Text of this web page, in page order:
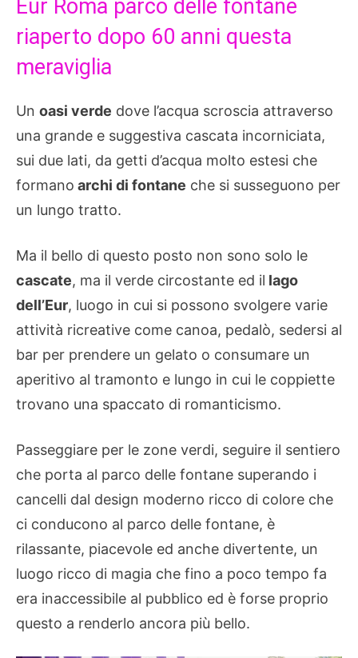
Eur Roma parco delle fontane
riaperto dopo 60 anni questa
meraviglia
Un oasi verde dove l’acqua scroscia attraverso
una grande e suggestiva cascata incorniciata,
sui due lati, da getti d’acqua molto estesi che
formano archi di fontane che si susseguono per
un lungo tratto.
Ma il bello di questo posto non sono solo le
cascate, ma il verde circostante ed il lago
dell’Eur, luogo in cui si possono svolgere varie
attività ricreative come canoa, pedalò, sedersi al
bar per prendere un gelato o consumare un
aperitivo al tramonto e lungo in cui le coppiette
trovano una spaccato di romanticismo.
Passeggiare per le zone verdi, seguire il sentiero
che porta al parco delle fontane superando i
cancelli dal design moderno ricco di colore che
ci conducono al parco delle fontane, è
rilassante, piacevole ed anche divertente, un
luogo ricco di magia che fino a poco tempo fa
era inaccessibile al pubblico ed è forse proprio
questo a renderlo ancora più bello.